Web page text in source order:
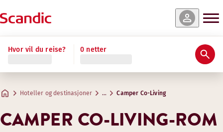
Hvor vil du reise? 0 netter
Hoteller og destinasjoner … Camper Co-Living
CAMPER CO-LIVING-ROM